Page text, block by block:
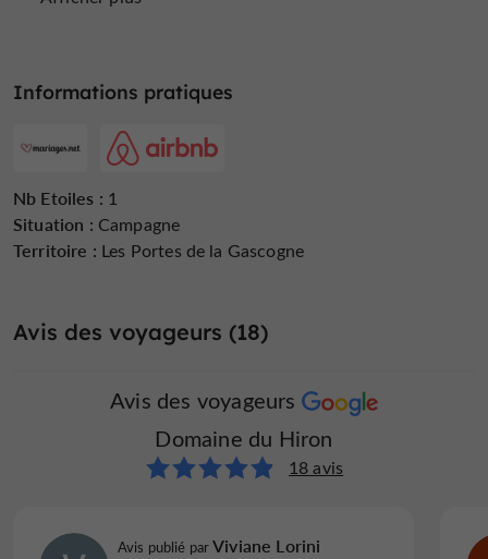
Télévision : oui
Informations pratiques
Nb Etoiles : 1
Situation : Campagne
Territoire : Les Portes de la Gascogne
Avis des voyageurs (18)
Avis des voyageurs
Domaine du Hiron
18 avis
Avis publié parViviane Lorini